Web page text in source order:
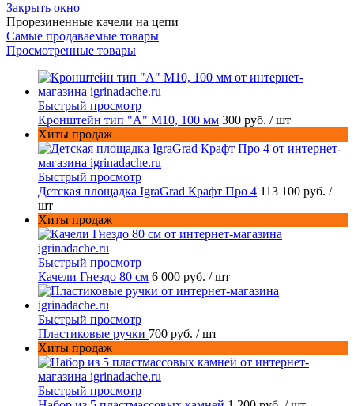
Закрыть окно
Прорезиненные качели на цепи
Самые продаваемые товары
Просмотренные товары
Быстрый просмотр
Кронштейн тип "A" M10, 100 мм 300 руб. / шт
Хиты продаж
Быстрый просмотр
Детская площадка IgraGrad Крафт Про 4 113 100 руб. /
шт
Хиты продаж
Быстрый просмотр
Качели Гнездо 80 см 6 000 руб. / шт
Быстрый просмотр
Пластиковые ручки 700 руб. / шт
Хиты продаж
Быстрый просмотр